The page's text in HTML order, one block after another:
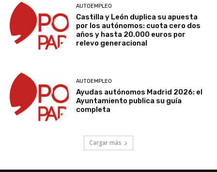
AUTOEMPLEO
Castilla y León duplica su apuesta
por los autónomos: cuota cero dos
años y hasta 20.000 euros por
relevo generacional
AUTOEMPLEO
Ayudas autónomos Madrid 2026: el
Ayuntamiento publica su guía
completa
Cargar más